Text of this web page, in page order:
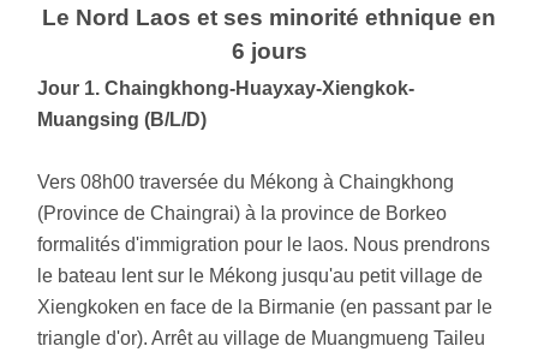
Le Nord Laos et ses minorité ethnique en
6 jours
Jour 1. Chaingkhong-Huayxay-Xiengkok-
Muangsing (B/L/D)
Vers 08h00 traversée du Mékong à Chaingkhong
(Province de Chaingrai) à la province de Borkeo
formalités d'immigration pour le laos. Nous prendrons
le bateau lent sur le Mékong jusqu'au petit village de
Xiengkoken en face de la Birmanie (en passant par le
triangle d'or). Arrêt au village de Muangmueng Taileu